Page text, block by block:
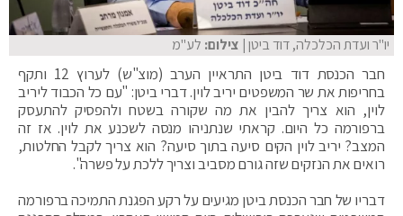
יו"ר ועדת הכלכלה, דוד ביטן| צילום: לע"מ
חבר הכנסת דוד ביטן התראיין הערב (מוצ"ש) לערוץ 12 ותקף
בחריפות את שר המשפטים יריב לוין. דברי ביטן: "עם כל הכבוד ליריב
לוין, הוא צריך להבין את מה שקורה בשטח ולהפסיק להתעסק
ברפורמה כל היום. קראתי שנתניהו מנסה לשכנע את לוין. אז זה
המצב? יריב לוין הקים סיעה בתוך סיעה? הוא צריך לקבל החלטות,
רואים את הנזקים שזה גורם מסביב וצריך ללכת על פשרה".
דבריו של חבר הכנסת ביטן מגיעים על רקע הפגנת התמיכה ברפורמה